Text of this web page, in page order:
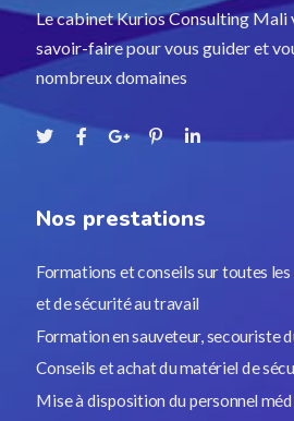
Le cabinet Kurios Consulting Mali
savoir-faire pour vous guider et
nombreux domaines
Nos prestations
Formations et conseils sur toutes
et de sécurité au travail
Formation en sauveteur, secouriste
Conseils et achat du matériel de
Mise à disposition du personnel